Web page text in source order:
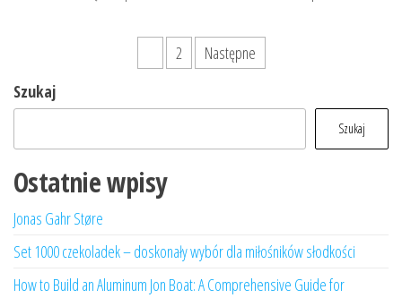
wpisów
2
Następne
Szukaj
Szukaj
Ostatnie wpisy
Jonas Gahr Støre
Set 1000 czekoladek – doskonały wybór dla miłośników słodkości
How to Build an Aluminum Jon Boat: A Comprehensive Guide for